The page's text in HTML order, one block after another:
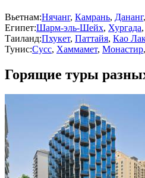
Вьетнам:Нячанг, Камрань, Дананг,
Египет:Шарм-эль-Шейх, Хургада,
Таиланд:Пхукет, Паттайя, Као
Тунис:Сусс, Хаммамет, Монастир,
Горящие туры